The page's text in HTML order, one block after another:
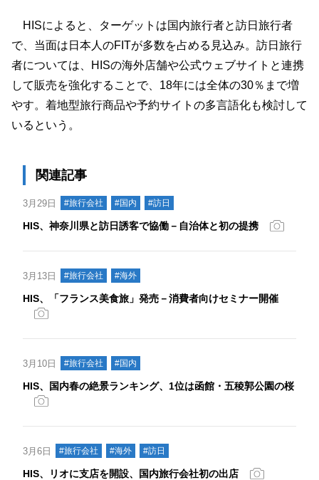
HISによると、ターゲットは国内旅行者と訪日旅行者
で、当面は日本人のFITが多数を占める見込み。訪日旅行
者については、HISの海外店舗や公式ウェブサイトと連携
して販売を強化することで、18年には全体の30％まで増
やす。着地型旅行商品や予約サイトの多言語化も検討して
いるという。
関連記事
3月29日 #旅行会社 #国内 #訪日
HIS、神奈川県と訪日誘客で協働－自治体と初の提携
3月13日 #旅行会社 #海外
HIS、「フランス美食旅」発売－消費者向けセミナー開催
3月10日 #旅行会社 #国内
HIS、国内春の絶景ランキング、1位は函館・五稜郭公園の桜
3月6日 #旅行会社 #海外 #訪日
HIS、リオに支店を開設、国内旅行会社初の出店